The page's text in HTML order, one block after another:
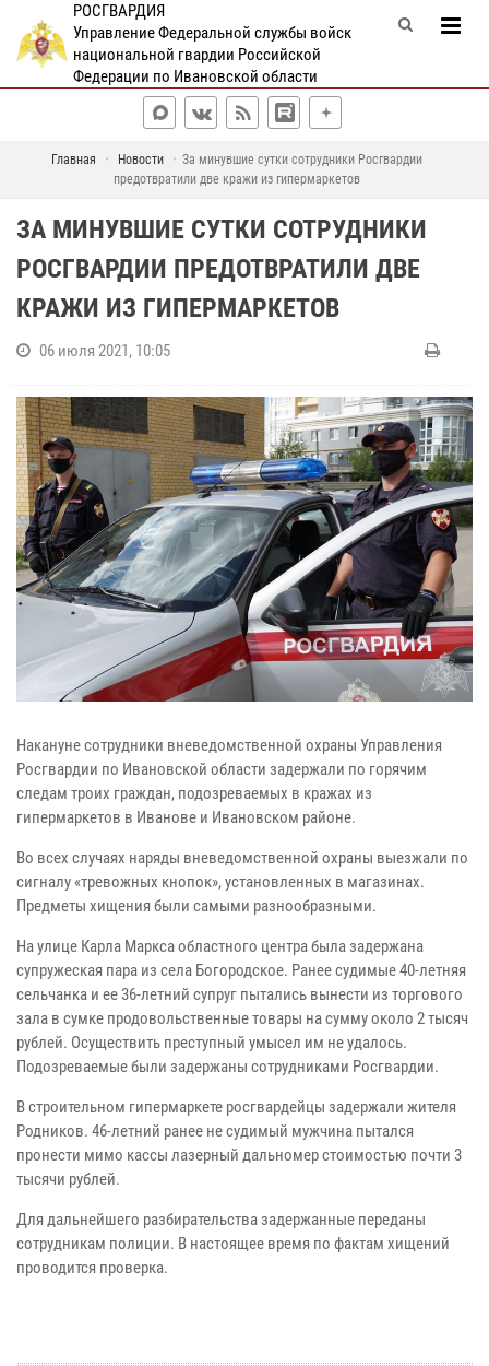
РОСГВАРДИЯ
Управление Федеральной службы войск
национальной гвардии Российской
Федерации по Ивановской области
Главная Новости
За минувшие сутки сотрудники Росгвардии
предотвратили две кражи из гипермаркетов
ЗА МИНУВШИЕ СУТКИ СОТРУДНИКИ
РОСГВАРДИИ ПРЕДОТВРАТИЛИ ДВЕ
КРАЖИ ИЗ ГИПЕРМАРКЕТОВ
06 июля 2021, 10:05
Накануне сотрудники вневедомственной охраны Управления
Росгвардии по Ивановской области задержали по горячим
следам троих граждан, подозреваемых в кражах из
гипермаркетов в Иванове и Ивановском районе.
Во всех случаях наряды вневедомственной охраны выезжали по
сигналу «тревожных кнопок», установленных в магазинах.
Предметы хищения были самыми разнообразными.
На улице Карла Маркса областного центра была задержана
супружеская пара из села Богородское. Ранее судимые 40-летняя
сельчанка и ее 36-летний супруг пытались вынести из торгового
зала в сумке продовольственные товары на сумму около 2 тысяч
рублей. Осуществить преступный умысел им не удалось.
Подозреваемые были задержаны сотрудниками Росгвардии.
В строительном гипермаркете росгвардейцы задержали жителя
Родников. 46-летний ранее не судимый мужчина пытался
пронести мимо кассы лазерный дальномер стоимостью почти 3
тысячи рублей.
Для дальнейшего разбирательства задержанные переданы
сотрудникам полиции. В настоящее время по фактам хищений
проводится проверка.